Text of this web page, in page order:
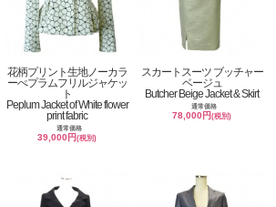
花柄プリント生地ノーカラ
ーぺプラムフリルジャケッ
ト
Peplum Jacket of White flower
print fabric
通常価格
39,000円(税別)
スカートスーツ ブッチャー
ベージュ
Butcher Beige Jacket & Skirt
通常価格
78,000円(税別)